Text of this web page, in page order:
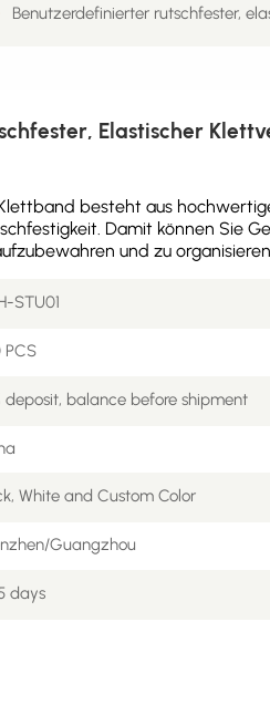
Benutzerdefinierter rutschfester,
Elastischer
besteht aus
Damit können Sie
und zu organisieren.
STU01
deposit, balance before shipment
White and Custom Color
Guangzhou
days